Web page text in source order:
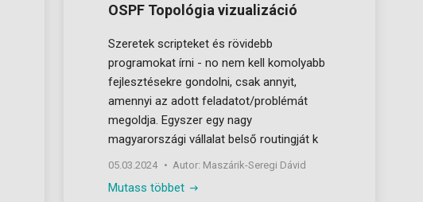
OSPF Topológia vizualizáció
Szeretek scripteket és rövidebb
programokat írni - no nem kell komolyabb
fejlesztésekre gondolni, csak annyit,
amennyi az adott feladatot/problémát
megoldja. Egyszer egy nagy
magyarországi vállalat belső routingját k
05.03.2024 Autor: Maszárik-Seregi Dávid
Mutass többet